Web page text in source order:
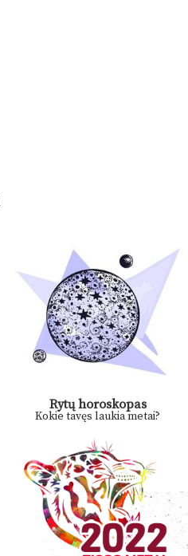
Rytų horoskopas
Kokie tavęs laukia metai?